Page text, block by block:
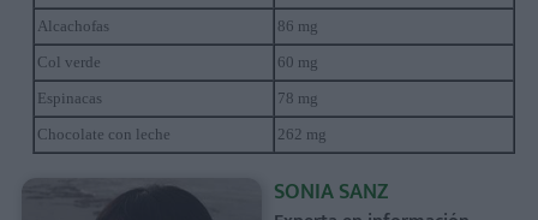
Alcachofas
86 mg
Col verde
60 mg
Espinacas
78 mg
Chocolate con leche
262 mg
SONIA SANZ